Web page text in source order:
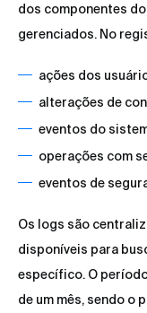
dos componentes
gerenciados. No
ações dos
alterações de
eventos do
operações com
eventos de
Os logs são
disponíveis para
específico. O
de um mês, sendo o